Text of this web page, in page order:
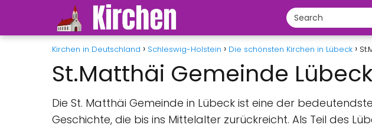
Kirchen in Deutschland Schleswig-Holstein Die schönsten Kirchen in Lübeck
St.Matthäi Gemeinde Lübeck
Die St. Matthäi Gemeinde in Lübeck ist eine der
Geschichte, die bis ins Mittelalter zurückreicht. Als Teil des